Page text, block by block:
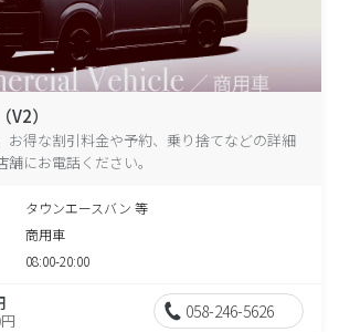
）
お得な割引料金や予約、乗り捨てなどの詳細
にお電話ください。
タウンエースバン 等
商用車
08:00-20:00
058-246-5626